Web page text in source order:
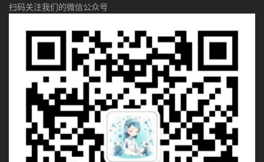
扫码关注我们的微信公众号